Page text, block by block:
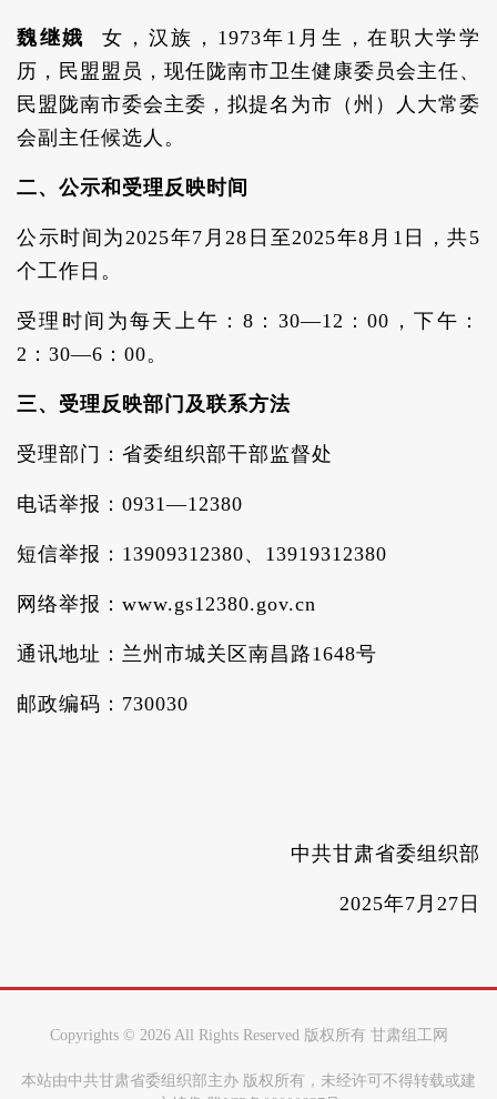
魏继娥
女，汉族，1973年1月生，在职大学学
历，民盟盟员，现任陇南市卫生健康委员会主任、
民盟陇南市委会主委，拟提名为市（州）人大常委
会副主任候选人。
二、公示和受理反映时间
公示时间为2025年7月28日至2025年8月1日，共5
个工作日。
受理时间为每天上午：8：30—12：00，下午：
2：30—6：00。
三、受理反映部门及联系方法
受理部门：省委组织部干部监督处
电话举报：0931—12380
短信举报：13909312380、13919312380
网络举报：www.gs12380.gov.cn
通讯地址：兰州市城关区南昌路1648号
邮政编码：730030
中共甘肃省委组织部
2025年7月27日
Copyrights © 2026 All Rights Reserved 版权所有 甘肃组工网
本站由中共甘肃省委组织部主办 版权所有，未经许可不得转载或建